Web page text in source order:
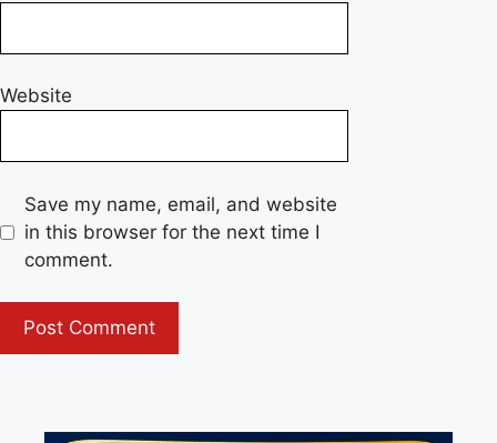
Website
Save my name, email, and website
in this browser for the next time I
comment.